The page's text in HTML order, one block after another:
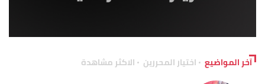
آخر المواضيع اختيار المحررين الاكثر مشاهدة